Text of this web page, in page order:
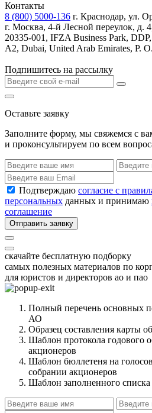
Контакты
8 (800) 5000-136 г. Краснодар, ул.
г. Москва, 4-й Лесной переулок, д.
20335-001, IFZA Business Park,
A2, Dubai, United Arab Emirates, P.
Подпишитесь на рассылку
Оставьте заявку
Заполните форму, мы свяжемся с
и проконсультируем по всем
Подтверждаю согласие с
персональных данных и принимаю
соглашение
Отправить заявку
скачайте бесплатную подборку
самых полезных материалов по
для юристов и директоров ао и пао
Полный перечень основных
АО
Образец составления карты
Шаблон протокола годового
акционеров
Шаблон бюллетеня на
собрании акционеров
Шаблон заполненного